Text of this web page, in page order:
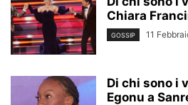
Chiara
GOSSIP 11
Di chi sono i
Egonu a